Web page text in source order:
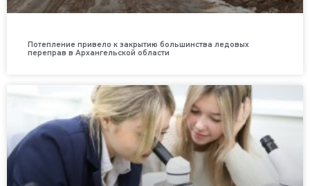
Потепление привело к закрытию большинства ледовых
переправ в Архангельской области